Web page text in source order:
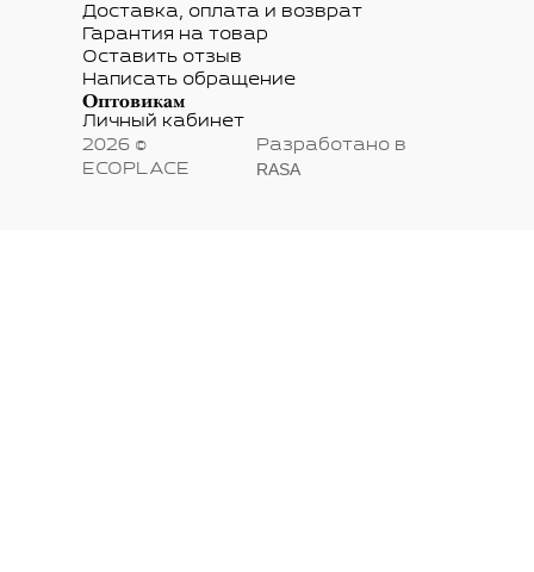
Доставка, оплата и возврат
Гарантия на товар
Оставить отзыв
Написать обращение
Оптовикам
Личный кабинет
2026 ©
ECOPLACE
Разработано в
RASA